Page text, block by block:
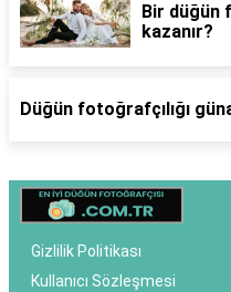
Bir düğün
kazanır?
Düğün fotoğrafçılığı
Gizlilik Politikası
Kullanıcı Sözleşmesi